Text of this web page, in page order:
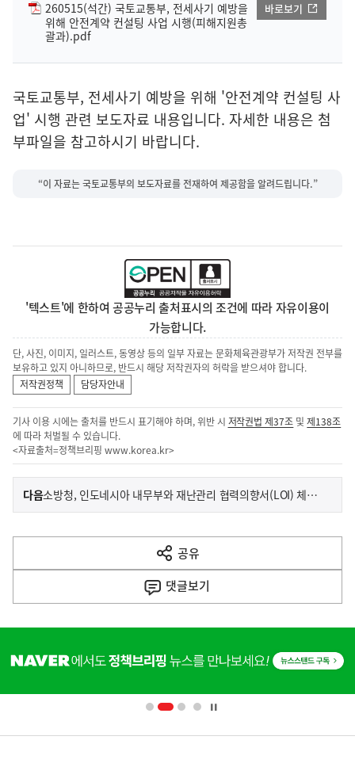
260515(석간) 국토교통부, 전세사기 예방을
위해 안전계약 컨설팅 사업 시행(피해지원총
괄과).pdf
바로보기
국토교통부, 전세사기 예방을 위해 '안전계약 컨설팅 사
업' 시행 관련 보도자료 내용입니다. 자세한 내용은 첨
부파일을 참고하시기 바랍니다.
“이 자료는 국토교통부의 보도자료를 전재하여 제공함을 알려드립니다.”
'텍스트'에 한하여 공공누리 출처표시의 조건에 따라 자유이용이
가능합니다.
단, 사진, 이미지, 일러스트, 동영상 등의 일부 자료는 문화체육관광부가 저작권 전부를
보유하고 있지 아니하므로, 반드시 해당 저작권자의 허락을 받으셔야 합니다.
저작권정책
담당자안내
기사 이용 시에는 출처를 반드시 표기해야 하며, 위반 시 저작권법 제37조 및제138조
에 따라 처벌될 수 있습니다.
<자료출처=정책브리핑 www.korea.kr>
이
전
다
음
다음기
소방청, 인도네시아 내무부와 재난관리 협력의향서(LOI) 체결… 한국형 119 체계(시스템) 협력 확대
공유
열
기
댓글보기
단
영